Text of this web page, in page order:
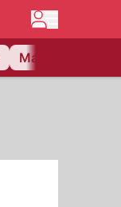
Matchcenter